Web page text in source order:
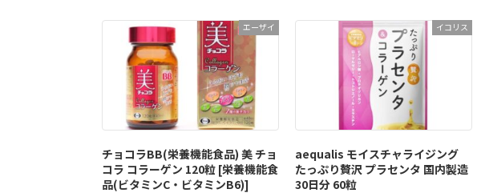
エーザイ
チョコラBB(栄養機能食品) 美 チョ
コラ コラーゲン 120粒 [栄養機能食
品(ビタミンC・ビタミンB6)]
イコリス
aequalis モイスチャライジング
たっぷり贅沢 プラセンタ 国内製造
30日分 60粒